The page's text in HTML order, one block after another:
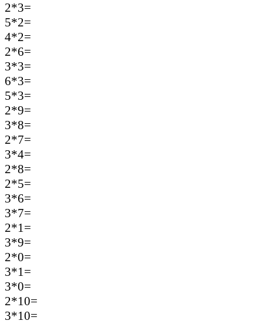
2*3=
5*2=
4*2=
2*6=
3*3=
6*3=
5*3=
2*9=
3*8=
2*7=
3*4=
2*8=
2*5=
3*6=
3*7=
2*1=
3*9=
2*0=
3*1=
3*0=
2*10=
3*10=